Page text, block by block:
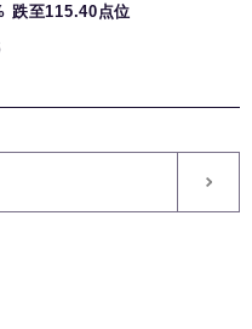
跌至115.40点位